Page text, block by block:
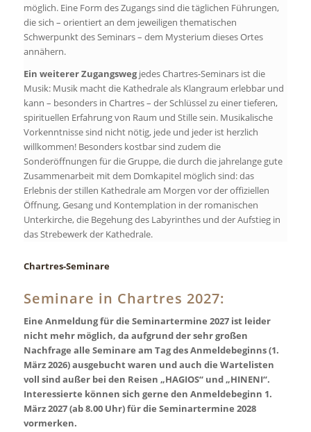
möglich. Eine Form des Zugangs sind die täglichen Führungen,
die sich – orientiert an dem jeweiligen thematischen
Schwerpunkt des Seminars – dem Mysterium dieses Ortes
annähern.
Ein weiterer Zugangswegjedes Chartres-Seminars ist die
Musik: Musik macht die Kathedrale als Klangraum erlebbar und
kann – besonders in Chartres – der Schlüssel zu einer tieferen,
spirituellen Erfahrung von Raum und Stille sein. Musikalische
Vorkenntnisse sind nicht nötig, jede und jeder ist herzlich
willkommen! Besonders kostbar sind zudem die
Sonderöffnungen für die Gruppe, die durch die jahrelange gute
Zusammenarbeit mit dem Domkapitel möglich sind: das
Erlebnis der stillen Kathedrale am Morgen vor der offiziellen
Öffnung, Gesang und Kontemplation in der romanischen
Unterkirche, die Begehung des Labyrinthes und der Aufstieg in
das Strebewerk der Kathedrale.
Chartres-Seminare
Seminare in Chartres 2027:
Eine Anmeldung für die Seminartermine 2027 ist leider
nicht mehr möglich, da aufgrund der sehr großen
Nachfrage alle Seminare am Tag des Anmeldebeginns (1.
März 2026) ausgebucht waren und auch die Wartelisten
voll sind außer bei den Reisen „HAGIOS“ und „HINENI“.
Interessierte können sich gerne den Anmeldebeginn 1.
März 2027 (ab 8.00 Uhr) für die Seminartermine 2028
vormerken.